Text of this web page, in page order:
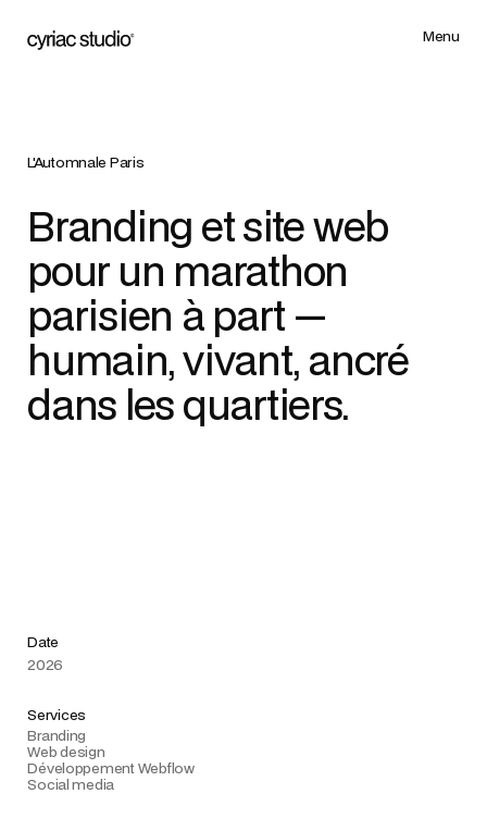
Menu
L'Automnale Paris
Branding et site web
pour un marathon
parisien à part —
humain, vivant, ancré
dans les quartiers.
Date
2026
Services
Branding
Web design
Développement Webflow
Social media